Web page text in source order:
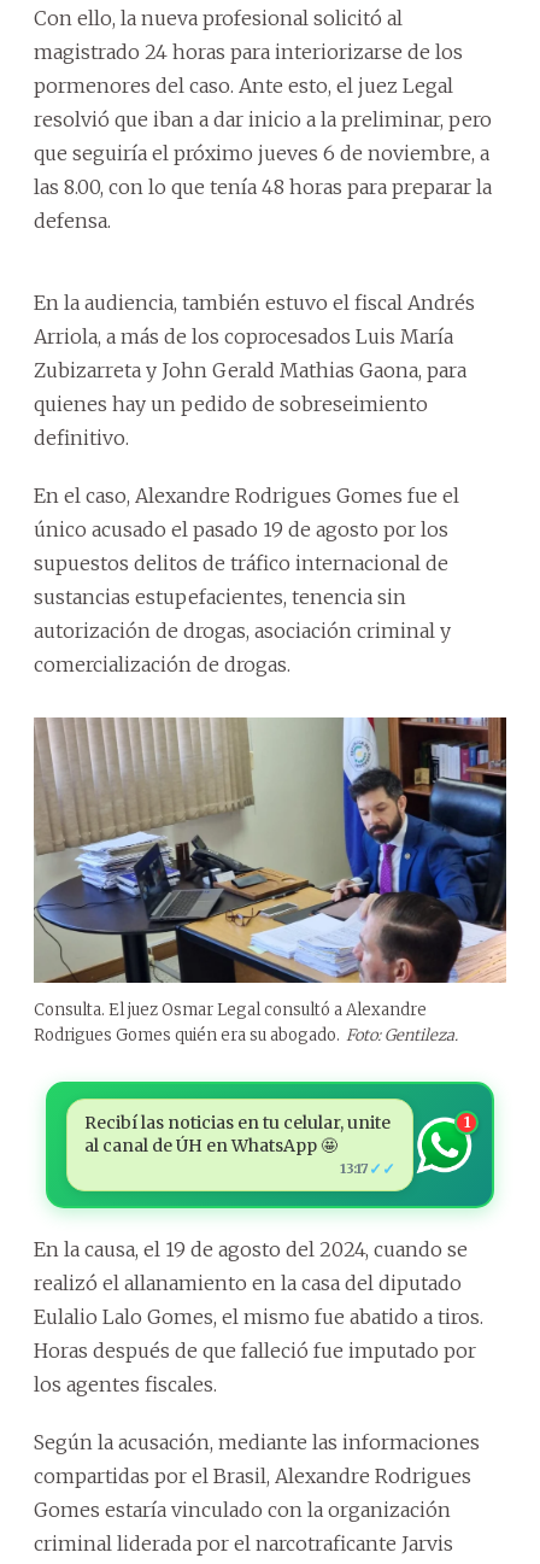
Con ello, la nueva profesional solicitó al
magistrado 24 horas para interiorizarse de los
pormenores del caso. Ante esto, el juez Legal
resolvió que iban a dar inicio a la preliminar, pero
que seguiría el próximo jueves 6 de noviembre, a
las 8.00, con lo que tenía 48 horas para preparar la
defensa.
En la audiencia, también estuvo el fiscal Andrés
Arriola, a más de los coprocesados Luis María
Zubizarreta y John Gerald Mathias Gaona, para
quienes hay un pedido de sobreseimiento
definitivo.
En el caso, Alexandre Rodrigues Gomes fue el
único acusado el pasado 19 de agosto por los
supuestos delitos de tráfico internacional de
sustancias estupefacientes, tenencia sin
autorización de drogas, asociación criminal y
comercialización de drogas.
Consulta. El juez Osmar Legal consultó a Alexandre
Rodrigues Gomes quién era su abogado. Foto: Gentileza.
Recibí las noticias en tu celular, unite
al canal de ÚH en WhatsApp 🤩
13:17 ✓✓
1
En la causa, el 19 de agosto del 2024, cuando se
realizó el allanamiento en la casa del diputado
Eulalio Lalo Gomes, el mismo fue abatido a tiros.
Horas después de que falleció fue imputado por
los agentes fiscales.
Según la acusación, mediante las informaciones
compartidas por el Brasil, Alexandre Rodrigues
Gomes estaría vinculado con la organización
criminal liderada por el narcotraficante Jarvis